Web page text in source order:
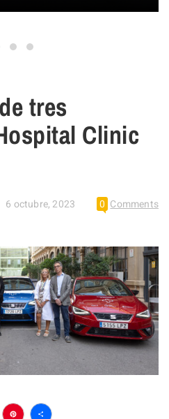
tres
Clinic
6 octubre, 2023 0 Comments